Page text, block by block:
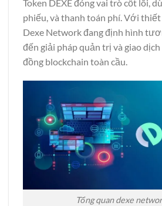
Token DEXE đóng vai trò cốt lõi,
phiếu, và thanh toán phí. Với thiết
Dexe Network đang định hình
đến giải pháp quản trị và giao
đồng blockchain toàn cầu.
Tổng quan dexe